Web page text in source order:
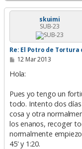
skuimi
SUB-23
Re: El Potro de
M
n
j
e
12 Mar 2013
Hola:
Pues yo tengo un
todo. Intento dos
cosa y otra
los enanos, recoger
normalmente
45' y 1:20.